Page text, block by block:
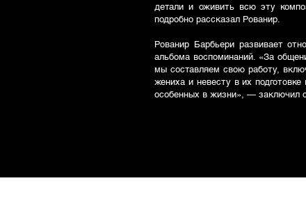
детали и оживить всю эту
подробно рассказал Рованир.
Рованир Барбьери развивает
альбома воспоминаний. «За
мы составляем свою работу,
жениха и невесту в их
особенных в жизни», — заключил